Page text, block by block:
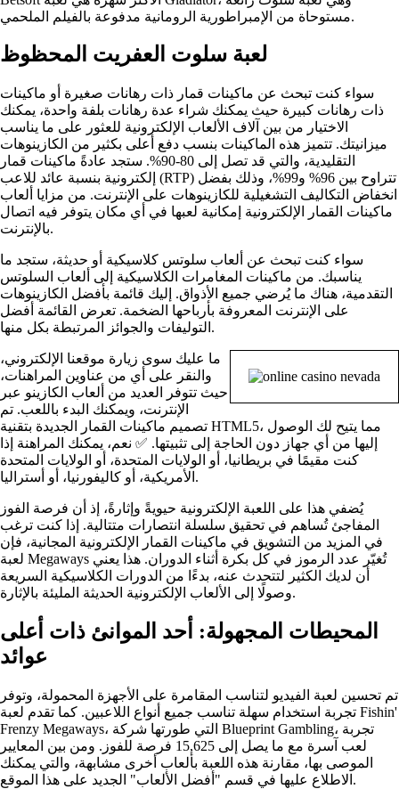
مستوحاة من الإمبراطورية الرومانية مدفوعة بالفيلم الملحمي.
لعبة سلوت العفريت المحظوظ
سواء كنت تبحث عن ماكينات قمار ذات رهانات صغيرة أو ماكينات
ذات رهانات كبيرة حيث يمكنك شراء عدة رهانات بلفة واحدة، يمكنك
الاختيار من بين آلاف الألعاب الإلكترونية للعثور على ما يناسب
ميزانيتك. تتميز هذه الماكينات بنسب دفع أعلى بكثير من الكازينوهات
التقليدية، والتي قد تصل إلى 80-90%. ستجد عادةً ماكينات قمار
إلكترونية بنسبة عائد للاعب (RTP) تتراوح بين 96% و99%، وذلك بفضل
انخفاض التكاليف التشغيلية للكازينوهات على الإنترنت. من مزايا ألعاب
ماكينات القمار الإلكترونية إمكانية لعبها في أي مكان يتوفر فيه اتصال
بالإنترنت.
سواء كنت تبحث عن ألعاب سلوتس كلاسيكية أو حديثة، ستجد ما
يناسبك. من ماكينات المغامرات الكلاسيكية إلى ألعاب السلوتس
التقدمية، هناك ما يُرضي جميع الأذواق. إليك قائمة بأفضل الكازينوهات
على الإنترنت المعروفة بأرباحها الضخمة. تعرض القائمة أفضل
التوليفات والجوائز المرتبطة بكل منها.
ما عليك سوى زيارة موقعنا الإلكتروني،
والنقر على أي من عناوين المراهنات،
حيث تتوفر العديد من ألعاب الكازينو عبر
الإنترنت، ويمكنك البدء باللعب. تم
تصميم ماكينات القمار الجديدة بتقنية HTML5، مما يتيح لك الوصول
إليها من أي جهاز دون الحاجة إلى تثبيتها. ✅ نعم، يمكنك المراهنة إذا
كنت مقيمًا في بريطانيا، أو الولايات المتحدة، أو الولايات المتحدة
الأمريكية، أو كاليفورنيا، أو أستراليا.
يُضفي هذا على اللعبة الإلكترونية حيويةً وإثارةً، إذ أن فرصة الفوز
المفاجئ تُساهم في تحقيق سلسلة انتصارات متتالية. إذا كنت ترغب
في المزيد من التشويق في ماكينات القمار الإلكترونية المجانية، فإن
لعبة Megaways تُغيّر عدد الرموز في كل بكرة أثناء الدوران. هذا يعني
أن لديك الكثير لتتحدث عنه، بدءًا من الدورات الكلاسيكية السريعة
وصولًا إلى الألعاب الإلكترونية الحديثة المليئة بالإثارة.
المحيطات المجهولة: أحد الموانئ ذات أعلى
عوائد
تم تحسين لعبة الفيديو لتناسب المقامرة على الأجهزة المحمولة، وتوفر
تجربة استخدام سهلة تناسب جميع أنواع اللاعبين. كما تقدم لعبة Fishin'
Frenzy Megaways، التي طورتها شركة Blueprint Gambling، تجربة
لعب آسرة مع ما يصل إلى 15,625 فرصة للفوز. ومن بين المعايير
الموصى بها، مقارنة هذه اللعبة بألعاب أخرى مشابهة، والتي يمكنك
الاطلاع عليها في قسم "أفضل الألعاب" الجديد على هذا الموقع.